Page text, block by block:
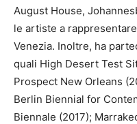
August House,
le artiste a
Venezia. Inoltre, ha
quali High Desert Test
Prospect New Orleans
Berlin Biennial for
Biennale (2017);